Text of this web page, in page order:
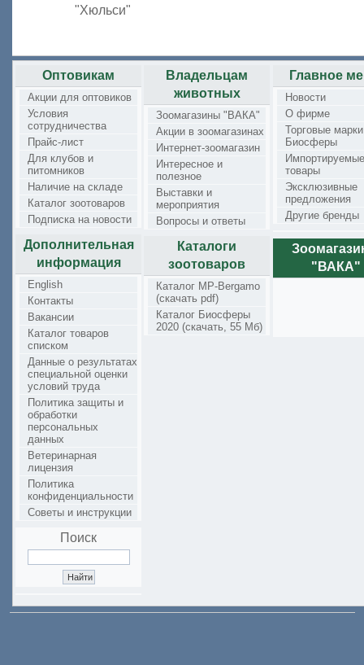
"Хюльси"
Оптовикам
Акции для оптовиков
Условия
сотрудничества
Прайс-лист
Для клубов и
питомников
Наличие на складе
Каталог зоотоваров
Подписка на новости
Дополнительная
информация
English
Контакты
Вакансии
Каталог товаров
списком
Данные о результатах
специальной оценки
условий труда
Политика защиты и
обработки
персональных
данных
Ветеринарная
лицензия
Политика
конфиденциальности
Советы и инструкции
Поиск
Владельцам
животных
Зоомагазины "ВАКА"
Акции в зоомагазинах
Интернет-зоомагазин
Интересное и
полезное
Выставки и
мероприятия
Вопросы и ответы
Каталоги
зоотоваров
Каталог MP-Bergamo
(скачать pdf)
Каталог Биосферы
2020 (скачать, 55 Мб)
Главное
Новости
О фирме
Торговые марки
Биосферы
Импортируемые
товары
Эксклюзивные
предложения
Другие бренды
"ВАКА"